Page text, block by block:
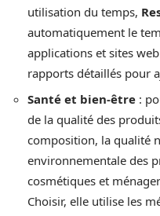
utilisation du temps,
automatiquement le
applications et sites
rapports détaillés pour
Santé et bien-être :
de la qualité des
composition, la qualité
environnementale des
cosmétiques et
Choisir, elle utilise les